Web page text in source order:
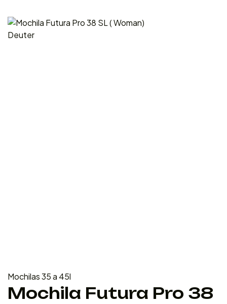
Mochilas 35 a 45l
Mochila Futura Pro 38